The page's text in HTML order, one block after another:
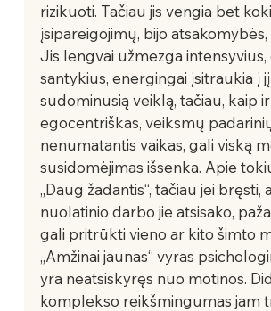
rizikuoti. Tačiau jis vengia bet
įsipareigojimų, bijo
Jis lengvai užmezga
santykius, energingai įsitraukia į jį
sudominusią veiklą, tačiau, kaip ir
egocentriškas, veiksmų
nenumatantis vaikas, gali viską
susidomėjimas išsenka. Apie
„Daug žadantis“, tačiau jei bręsti,
nuolatinio darbo jie atsisako,
gali pritrūkti vieno ar kito šimto
„Amžinai jaunas“ vyras
yra neatsiskyręs nuo motinos.
komplekso reikšmingumas jam